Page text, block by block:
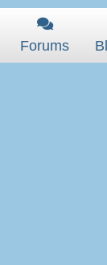
Forums